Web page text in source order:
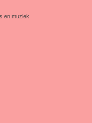
en muziek